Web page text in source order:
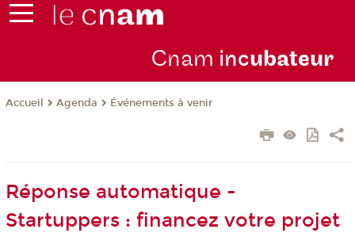
Cnam incubateur
Accueil Agenda Événements à venir
Réponse automatique -
Startuppers : financez votre projet